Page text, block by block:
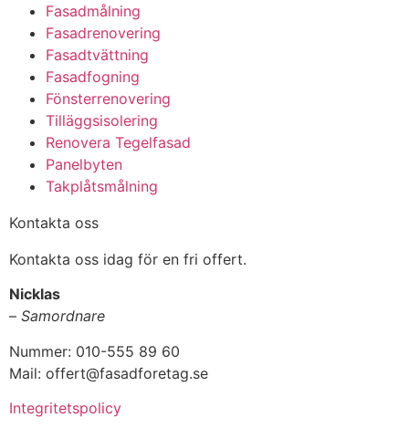
Fasadmålning
Fasadrenovering
Fasadtvättning
Fasadfogning
Fönsterrenovering
Tilläggsisolering
Renovera Tegelfasad
Panelbyten
Takplåtsmålning
Kontakta oss
Kontakta oss idag för en fri offert.
Nicklas
– Samordnare
Nummer: 010-555 89 60
Mail: offert@fasadforetag.se
Integritetspolicy